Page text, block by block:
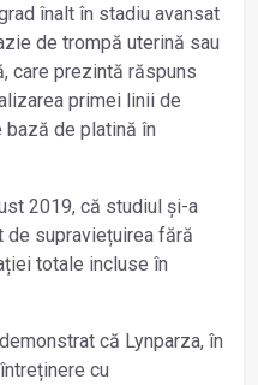
înalt în stadiu avansat
de trompă uterină sau
care prezintă răspuns
primei linii de
bază de platină în
2019, că studiul și-a
supraviețuirea fără
totale incluse în
că Lynparza, în
cu